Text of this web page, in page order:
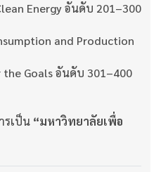
Energy อันดับ 201–300
and Production
Goals อันดับ 301–400
เป็น “มหาวิทยาลัยเพื่อ